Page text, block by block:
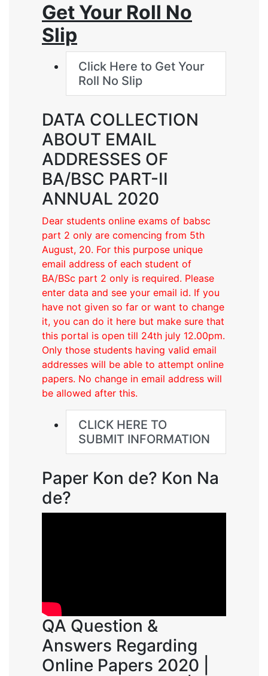
Get Your Roll No
Slip
Click Here to Get Your
Roll No Slip
DATA COLLECTION
ABOUT EMAIL
ADDRESSES OF
BA/BSC PART-II
ANNUAL 2020
Dear students online exams of babsc
part 2 only are comencing from 5th
August, 20. For this purpose unique
email address of each student of
BA/BSc part 2 only is required. Please
enter data and see your email id. If you
have not given so far or want to change
it, you can do it here but make sure that
this portal is open till 24th july 12.00pm.
Only those students having valid email
addresses will be able to attempt online
papers. No change in email address will
be allowed after this.
CLICK HERE TO
SUBMIT INFORMATION
Paper Kon de? Kon Na
de?
QA Question &
Answers Regarding
Online Papers 2020 |